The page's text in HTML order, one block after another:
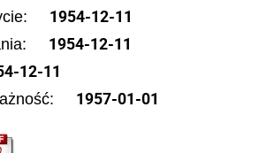
1954-12-11
1954-12-11
12-11
1957-01-01